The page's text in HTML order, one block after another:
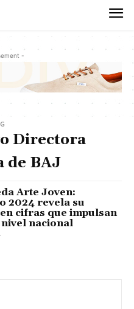
-
Directora
de BAJ
Arte Joven:
2024 revela su
cifras que impulsan
nacional